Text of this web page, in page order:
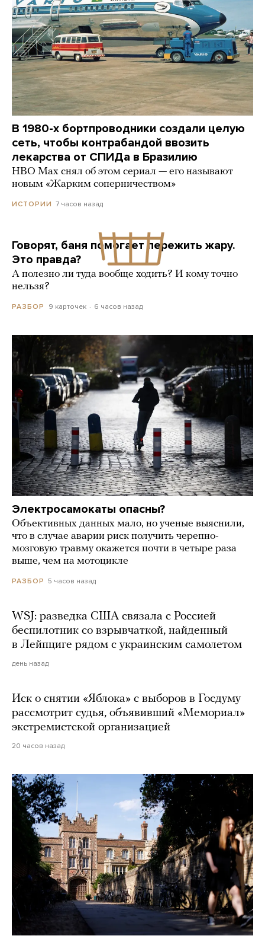
В 1980-х бортпроводники создали целую
сеть, чтобы контрабандой ввозить
лекарства от СПИДа в Бразилию
HBO Max снял об этом сериал — его называют
новым «Жарким соперничеством»
ИСТОРИИ 7 часов назад
Говорят, баня помогает пережить жару.
Это правда?
А полезно ли туда вообще ходить? И кому точно
нельзя?
РАЗБОР 9 карточек 6 часов назад
Электросамокаты опасны?
Объективных данных мало, но ученые выяснили,
что в случае аварии риск получить черепно-
мозговую травму окажется почти в четыре раза
выше, чем на мотоцикле
РАЗБОР 5 часов назад
WSJ: разведка США связала с Россией
беспилотник со взрывчаткой, найденный
в Лейпциге рядом с украинским самолетом
день назад
Иск о снятии «Яблока» с выборов в Госдуму
рассмотрит судья, объявивший «Мемориал»
экстремистской организацией
20 часов назад